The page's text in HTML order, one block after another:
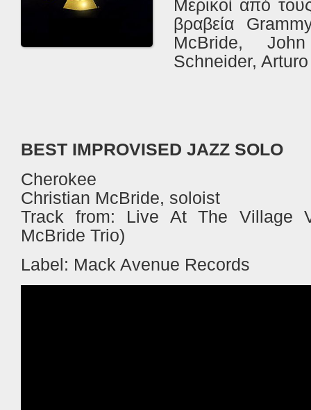
Μερικοί από
βραβεία
McBride, John
Schneider, Arturo
BEST IMPROVISED JAZZ SOLO
Cherokee
Christian McBride, soloist
Track from: Live At The Village
McBride Trio)
Label: Mack Avenue Records